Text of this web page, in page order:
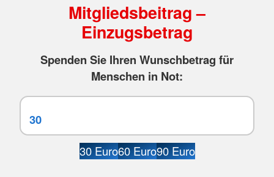
Mitgliedsbeitrag –
Einzugsbetrag
Spenden Sie Ihren Wunschbetrag für
Menschen in Not:
30 Euro60 Euro90 Euro